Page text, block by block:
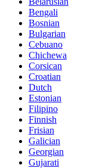
Bengali
Bosnian
Bulgarian
Cebuano
Chichewa
Corsican
Croatian
Dutch
Estonian
Filipino
Finnish
Frisian
Galician
Georgian
Gujarati